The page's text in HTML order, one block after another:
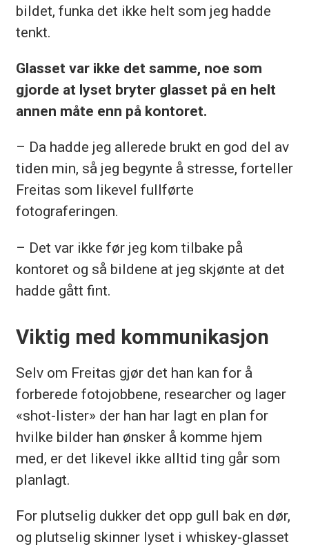
bildet, funka det ikke helt som jeg hadde
tenkt.
Glasset var ikke det samme, noe som
gjorde at lyset bryter glasset på en helt
annen måte enn på kontoret.
– Da hadde jeg allerede brukt en god del av
tiden min, så jeg begynte å stresse, forteller
Freitas som likevel fullførte
fotograferingen.
– Det var ikke før jeg kom tilbake på
kontoret og så bildene at jeg skjønte at det
hadde gått fint.
Viktig med kommunikasjon
Selv om Freitas gjør det han kan for å
forberede fotojobbene, researcher og lager
«shot-lister» der han har lagt en plan for
hvilke bilder han ønsker å komme hjem
med, er det likevel ikke alltid ting går som
planlagt.
For plutselig dukker det opp gull bak en dør,
og plutselig skinner lyset i whiskey-glasset